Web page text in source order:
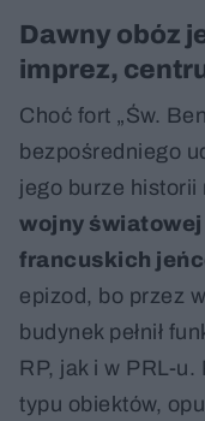
Dawny obóz
imprez,
Choć fort „Św.
bezpośredniego
jego burze historii
wojny
francuskich
epizod, bo przez
budynek pełnił
RP, jak i w PRL-
typu obiektów,